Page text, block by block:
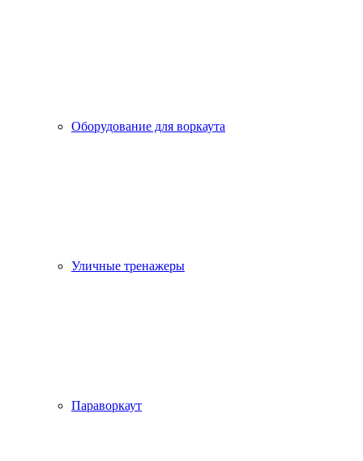
Оборудование для воркаута
Уличные тренажеры
Параворкаут